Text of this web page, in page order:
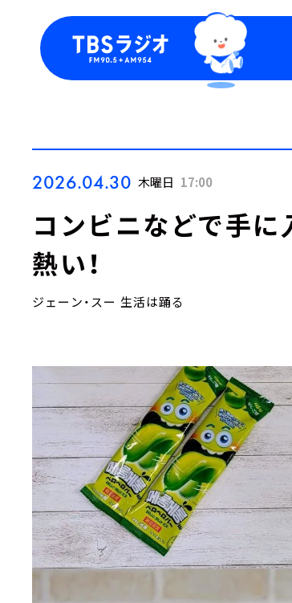
2026.04.30 木曜日 17:00
コンビニなどで手
熱い！
ジェーン・スー 生活は踊る